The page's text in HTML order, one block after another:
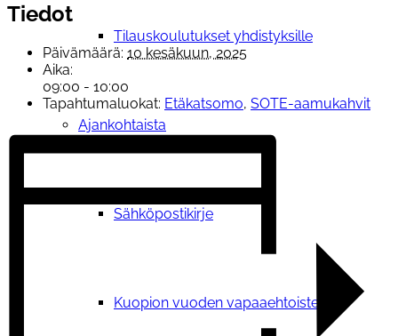
Tilauskoulutukset yhdistyksille
Ajankohtaista
Sähköpostikirje
Kuopion vuoden vapaaehtoisteko
Tiedot
Päivämäärä: 10 kesäkuun, 2025
Aika:
09:00 - 10:00
Tapahtumaluokat: Etäkatsomo, SOTE-aamukahvit